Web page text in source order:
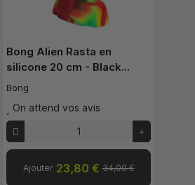
Bong Alien Rasta en
silicone 20 cm - Black…
Bong
On attend vos avis
Ajouter 23,80 € 34,00 €